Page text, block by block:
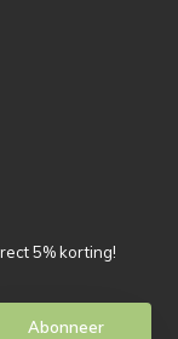
5% korting!
Abonneer